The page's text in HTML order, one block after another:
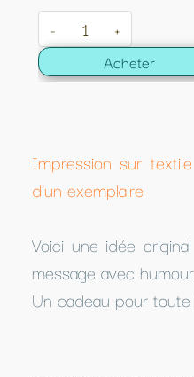
- +
Acheter
Impression sur
d'un exemplaire
Voici une idée
message avec
Un cadeau pour toute